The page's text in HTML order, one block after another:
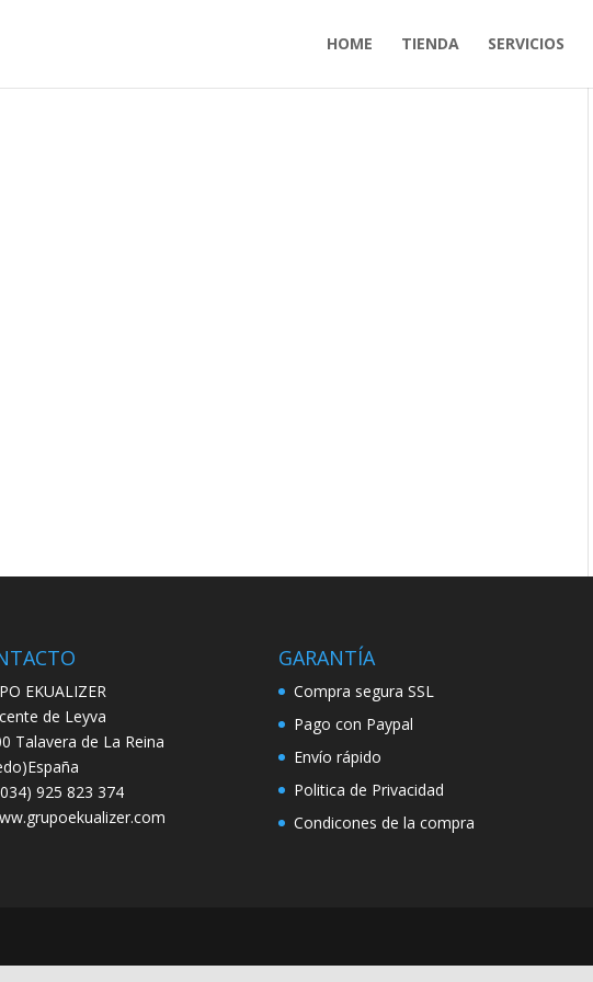
HOME
TIENDA SERVICIOS
EKUALIZER
de Leyva
Talavera de La Reina
925 823 374
GARANTÍA
Compra segura SSL
Pago con Paypal
Envío rápido
Politica de Privacidad
Condicones de la compra